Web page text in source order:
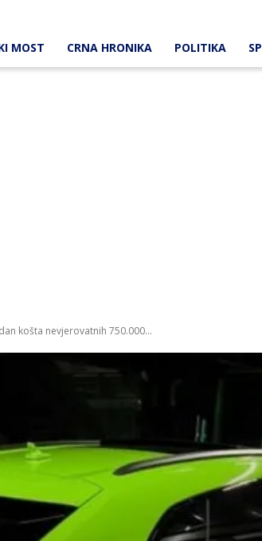
MOST CRNA HRONIKA POLITIKA
košta nevjerovatnih 750.000...